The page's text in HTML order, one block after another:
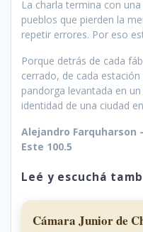
La charla termina con
pueblos que pierden la
repetir errores. Por eso
Porque detrás de cada
cerrado, de cada
pandorga levantada en
identidad de una ciudad
Alejandro Farquharson
Este 100.5
Leé y escuchá
Cámara Junior de